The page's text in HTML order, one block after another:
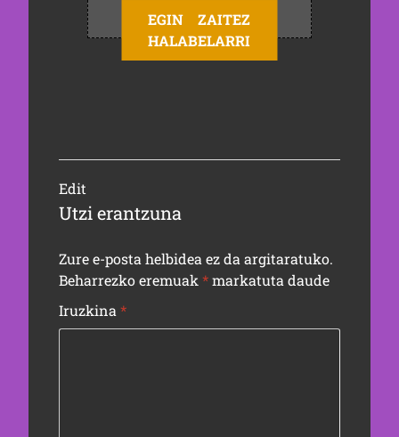
EGIN ZAITEZ
HALABELARRI
Edit
Utzi erantzuna
Zure e-posta helbidea ez da argitaratuko.
Beharrezko eremuak *markatuta daude
Iruzkina *